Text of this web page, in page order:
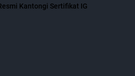
Kantongi Sertifikat IG